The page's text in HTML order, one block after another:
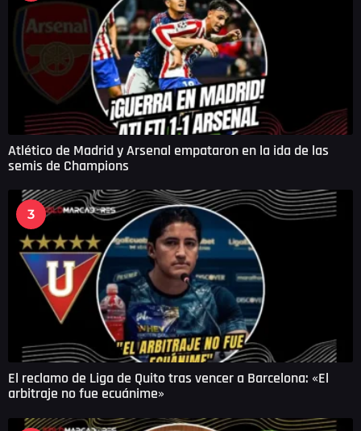
Atlético de Madrid y Arsenal empataron en la ida de las
semis de Champions
3
El reclamo de Liga de Quito tras vencer a Barcelona: «El
arbitraje no fue ecuánime»